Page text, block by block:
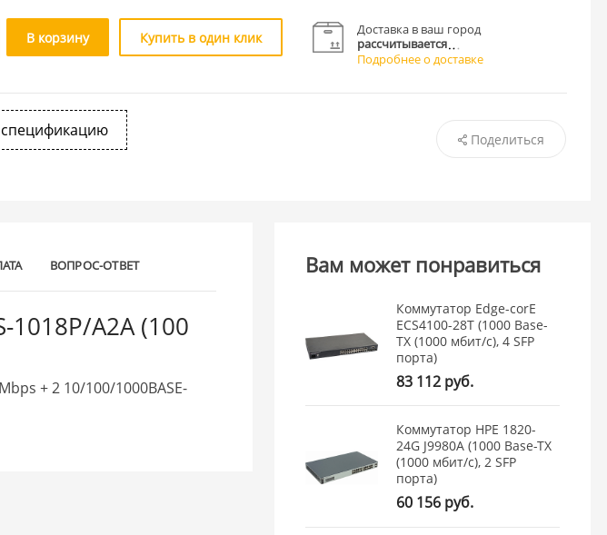
В корзину Купить в один клик
Доставка в ваш город
рассчитывается
Подробнее о доставке
Поделиться
ВОПРОС-ОТВЕТ
1018P/A2A (100
+ 2 10/100/1000BASE-
Вам может понравиться
Коммутатор Edge-corE
ECS4100-28T (1000 Base-
TX (1000 мбит/с), 4 SFP
порта)
83 112 руб.
Коммутатор HPE 1820-
24G J9980A (1000 Base-TX
(1000 мбит/с), 2 SFP
порта)
60 156 руб.